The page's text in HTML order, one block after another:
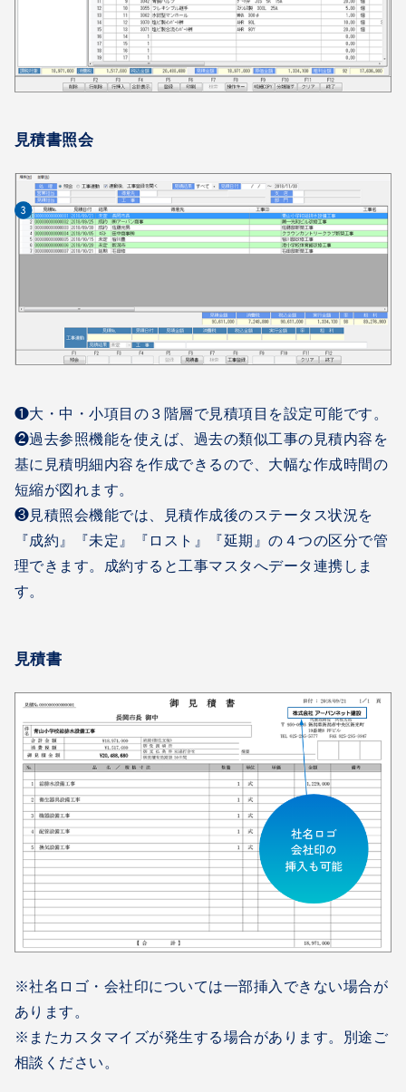
見積書照会
❶大・中・小項目の３階層で見積項目を設定可能です。
❷過去参照機能を使えば、過去の類似工事の見積内容を
基に見積明細内容を作成できるので、大幅な作成時間の
短縮が図れます。
❸見積照会機能では、見積作成後のステータス状況を
『成約』『未定』『ロスト』『延期』の４つの区分で管
理できます。成約すると工事マスタへデータ連携しま
す。
見積書
※社名ロゴ・会社印については一部挿入できない場合が
あります。
※またカスタマイズが発生する場合があります。別途ご
相談ください。